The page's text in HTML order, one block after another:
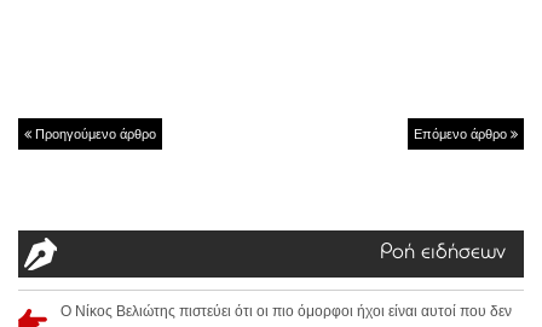
Προηγούμενο άρθρο Επόμενο άρθρο
Ροή ειδήσεων
Ο Νίκος Βελιώτης πιστεύει ότι οι πιο όμορφοι ήχοι είναι αυτοί που δεν